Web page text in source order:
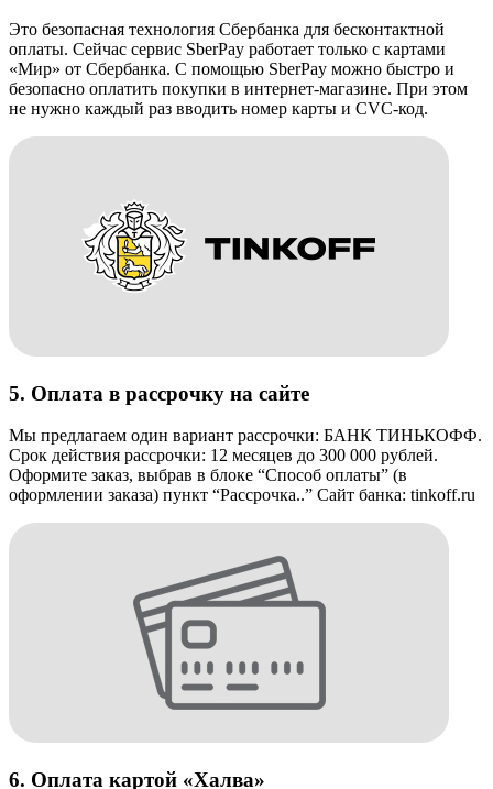
Это безопасная технология Сбербанка для бесконтактной
оплаты. Сейчас сервис SberPay работает только с картами
«Мир» от Сбербанка. С помощью SberPay можно быстро и
безопасно оплатить покупки в интернет-магазине. При этом
не нужно каждый раз вводить номер карты и CVC-код.
5. Оплата в рассрочку на сайте
Мы предлагаем один вариант рассрочки: БАНК ТИНЬКОФФ.
Срок действия рассрочки: 12 месяцев до 300 000 рублей.
Оформите заказ, выбрав в блоке “Способ оплаты” (в
оформлении заказа) пункт “Рассрочка..” Сайт банка: tinkoff.ru
6. Оплата картой «Халва»